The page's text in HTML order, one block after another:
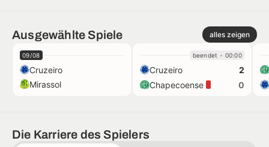
Ausgewählte Spiele alles zeigen
09/08
Cruzeiro
Mirassol
beendet - 00:00
Cruzeiro
2
Chapecoense
0
Die Karriere des Spielers